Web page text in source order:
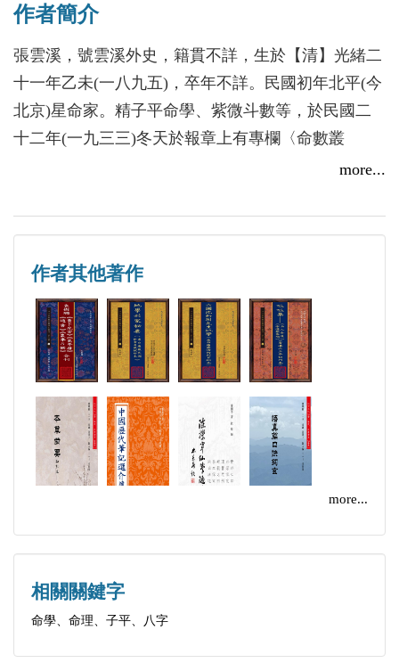
錄》作者同時於北平。張氏本書中，也顯示出其對子
平、紫微斗數兩術共通法則的靈活運用: 如祿馬交
馳、兼重年命等。
作者簡介
張雲溪，號雲溪外史，籍貫不詳，生於【清】光緒二
十一年乙未(一八九五)，卒年不詳。民國初年北平(今
北京)星命家。精子平命學、紫微斗數等，於民國二
十二年(一九三三)冬天於報章上有專欄〈命數叢
more...
作者其他著作
more...
相關關鍵字
命學、命理、子平、八字